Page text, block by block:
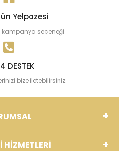
Yelpazesi
kampanya seçeneği
DESTEK
bize iletebilirsiniz.
HİZMETLERİ